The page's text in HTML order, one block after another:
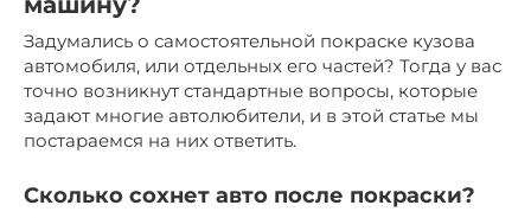
Задумались о самостоятельной покраске кузова
автомобиля, или отдельных его частей? Тогда у вас
точно возникнут стандартные вопросы, которые
задают многие автолюбители, и в этой статье мы
постараемся на них ответить.
Сколько сохнет авто после покраски?